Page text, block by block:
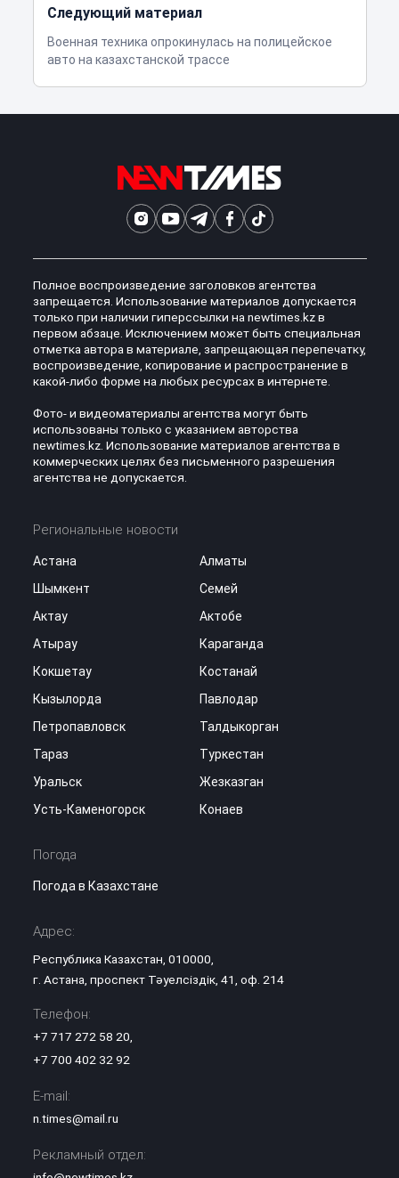
Следующий материал
Военная техника опрокинулась на полицейское
авто на казахстанской трассе
Полное воспроизведение заголовков агентства
запрещается. Использование материалов допускается
только при наличии гиперссылки на newtimes.kz в
первом абзаце. Исключением может быть специальная
отметка автора в материале, запрещающая перепечатку,
воспроизведение, копирование и распространение в
какой-либо форме на любых ресурсах в интернете.
Фото- и видеоматериалы агентства могут быть
использованы только с указанием авторства
newtimes.kz. Использование материалов агентства в
коммерческих целях без письменного разрешения
агентства не допускается.
Региональные новости
Астана
Алматы
Шымкент
Семей
Актау
Актобе
Атырау
Караганда
Кокшетау
Костанай
Кызылорда
Павлодар
Петропавловск
Талдыкорган
Тараз
Туркестан
Уральск
Жезказган
Усть-Каменогорск
Конаев
Погода
Погода в Казахстане
Адрес:
Республика Казахстан, 010000,
г. Астана, проспект Тәуелсіздік, 41, оф. 214
Телефон:
+7 717 272 58 20
+7 700 402 32 92
E-mail:
n.times@mail.ru
Рекламный отдел: